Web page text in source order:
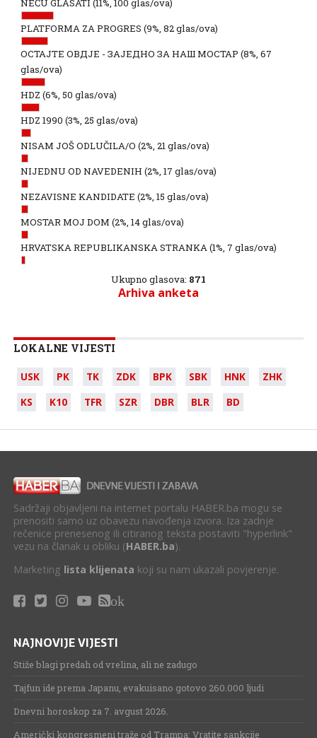
NEĆU GLASATI (11%, 100 glas/ova)
PLATFORMA ZA PROGRES (9%, 82 glas/ova)
ОСТАЈТЕ ОВДЈЕ - ЗАЈЕДНО ЗА НАШ МОСТАР (8%, 67
glas/ova)
HDZ (6%, 50 glas/ova)
HDZ 1990 (3%, 25 glas/ova)
NISAM JOŠ ODLUČILA/O (2%, 21 glas/ova)
NIJEDNU OD NAVEDENIH (2%, 17 glas/ova)
NEZAVISNE KANDIDATE (2%, 15 glas/ova)
MOSTAR MOJ DOM (2%, 14 glas/ova)
HRVATSKA REPUBLIKANSKA STRANKA(1%, 7 glas/ova)
Ukupno glasova: 871
Arhiva anketa
LOKALNE VIJESTI
USK PK TK ZDK BPK SBK HNK
ZHK
KS
K10 TFR SZR DBR BLR BD
Sadržaji objavljeni na internet portalu HABER.ba mogu se
prenositi samo uz obavezu navođenja izvora. Iza zadnje
rečenice prenesenog ili citiranog teksta postaviti "hyperlink"
vezu na članak u obliku (HABER.ba).
Marketing lista klijenata koji su nam ukazali povjerenje.
ok
NAJNOVIJE VIJESTI
Stiže blagi predah od vrelina, ali ne zadugo
Tajfun ide prema Japanu, evakuisano gotovo 260.000 ljudi
Dnevni horoskop za 7. avgust 2026.
Američki kongresmeni traže od Trampa: Vratite sankcije